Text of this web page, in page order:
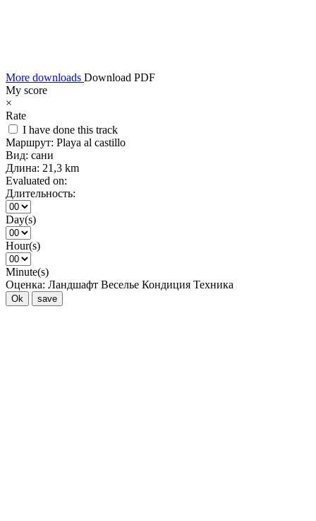
More downloads Download PDF
My score
×
Rate
I have done this track
Маршрут: Playa al castillo
Вид: сани
Длина: 21,3 km
Evaluated on:
Длительность:
Day(s)
Hour(s)
Minute(s)
Оценка: Ландшафт Веселье Кондиция Техника
Ok save